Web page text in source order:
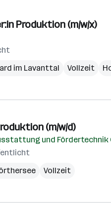
Produktion (m/w/x)
im Lavanttal
Vollzeit
(m/w/d)
und Fördertechnik
Vollzeit